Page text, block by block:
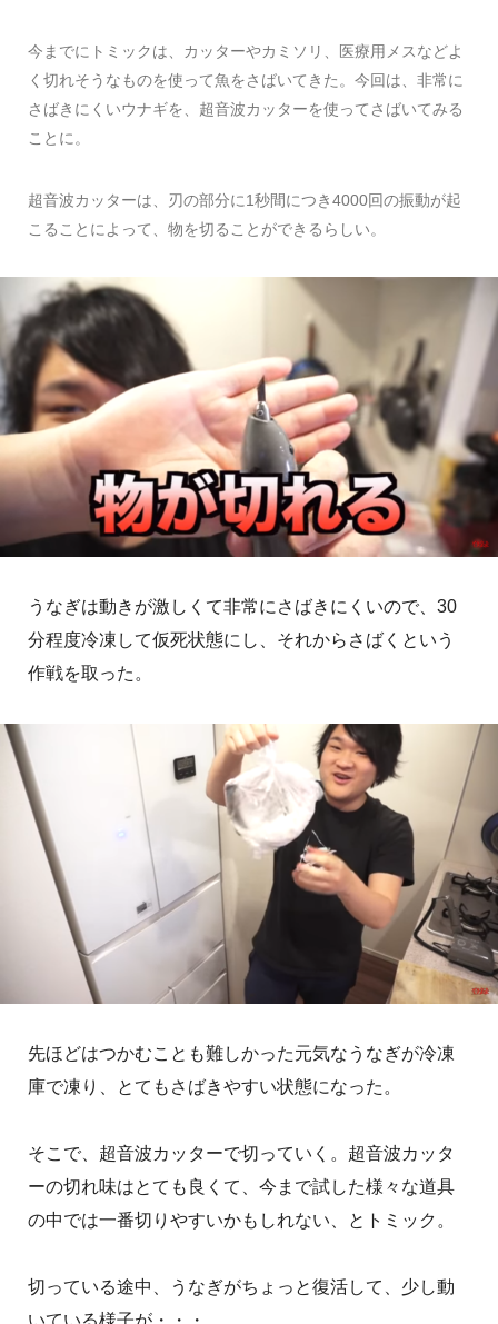
今までにトミックは、カッターやカミソリ、医療用メスなどよ
く切れそうなものを使って魚をさばいてきた。今回は、非常に
さばきにくいウナギを、超音波カッターを使ってさばいてみる
ことに。
超音波カッターは、刃の部分に1秒間につき4000回の振動が起
こることによって、物を切ることができるらしい。
うなぎは動きが激しくて非常にさばきにくいので、30
分程度冷凍して仮死状態にし、それからさばくという
作戦を取った。
先ほどはつかむことも難しかった元気なうなぎが冷凍
庫で凍り、とてもさばきやすい状態になった。
そこで、超音波カッターで切っていく。超音波カッタ
ーの切れ味はとても良くて、今まで試した様々な道具
の中では一番切りやすいかもしれない、とトミック。
切っている途中、うなぎがちょっと復活して、少し動
いている様子が・・・。